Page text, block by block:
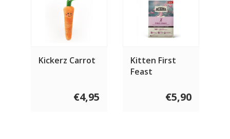
Kickerz Carrot
€4,95
Kitten First
Feast
€5,90